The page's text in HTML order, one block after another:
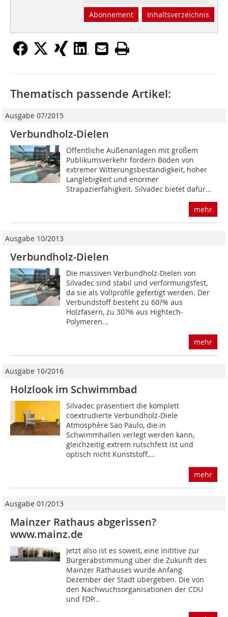
Abonnement Inhaltsverzeichnis
Thematisch passende Artikel:
Ausgabe 07/2015
Verbundholz-Dielen
Öffentliche Außenanlagen mit großem
Publikumsverkehr fordern Böden von
extremer Witterungsbeständigkeit, hoher
Langlebigkeit und enormer
Strapazierfähigkeit. Silvadec bietet dafür...
mehr
Ausgabe 10/2013
Verbundholz-Dielen
Die massiven Verbundholz-Dielen von
Silvadec sind stabil und verformungsfest,
da sie als Vollprofile gefertigt werden. Der
Verbundstoff besteht zu 60?% aus
Holzfasern, zu 30?% aus Hightech-
Polymeren...
mehr
Ausgabe 10/2016
Holzlook im Schwimmbad
Silvadec präsentiert die komplett
coextrudierte Verbundholz-Diele
Atmosphère Sao Paulo, die in
Schwimmhallen verlegt werden kann,
gleichzeitig extrem rutschfest ist und
optisch nicht Kunststoff,...
mehr
Ausgabe 01/2013
Mainzer Rathaus abgerissen?
www.mainz.de
Jetzt also ist es soweit, eine Inititive zur
Bürgerabstimmung über die Zukunft des
Mainzer Rathauses wurde Anfang
Dezember der Stadt übergeben. Die von
den Nachwuchsorganisationen der CDU
und FDP...